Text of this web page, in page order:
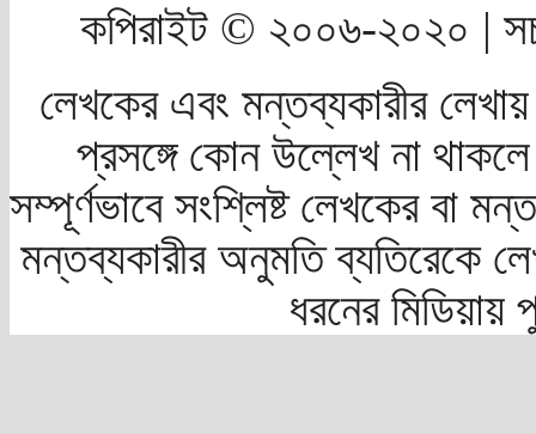
কপিরাইট © ২০০৬-২০২০ |
লেখকের এবং মন্তব্যকারীর
প্রসঙ্গে কোন উল্লেখ না
সম্পূর্ণভাবে সংশ্লিষ্ট লেখকের বা
মন্তব্যকারীর অনুমতি ব্যতিরেকে
ধরনের মিডিয়ায়